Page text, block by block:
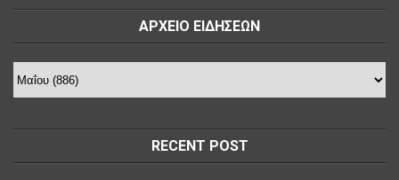
ΑΡΧΕΙΟ ΕΙΔΗΣΕΩΝ
RECENT POST